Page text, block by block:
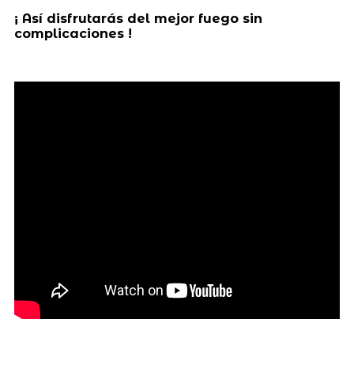
¡ Así disfrutarás del mejor fuego sin
complicaciones !